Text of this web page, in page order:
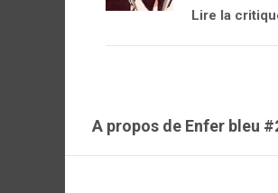
Lire la
A propos de Enfer bleu